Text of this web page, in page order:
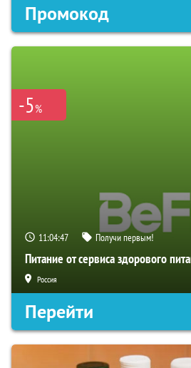
Промокод
-5%
11:04:46 Получи первым!
Питание от сервиса здорового
Россия
Перейти